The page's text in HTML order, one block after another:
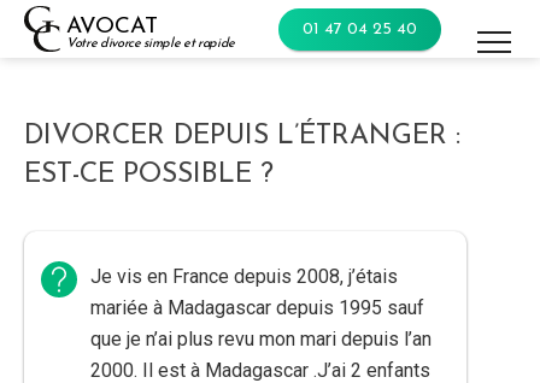
Skip
AVOCAT
Votre divorce simple et rapide
01 47 04 25 40
DIVORCER DEPUIS L’ÉTRANGER :
EST-CE POSSIBLE ?
Je vis en France depuis 2008, j’étais
mariée à Madagascar depuis 1995 sauf
que je n’ai plus revu mon mari depuis l’an
2000. Il est à Madagascar .J’ai 2 enfants